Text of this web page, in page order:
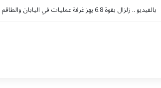
هيئة الأمر بالمعروف في الباحة تُفعّل الحافلة التوعوية